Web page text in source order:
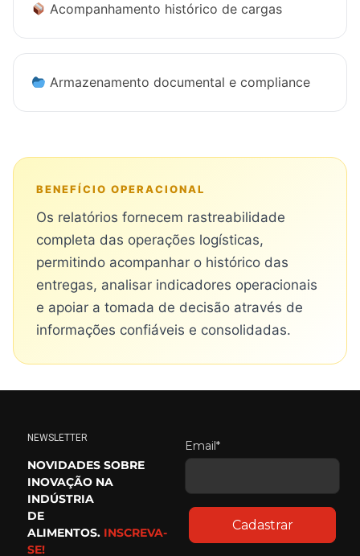
Acompanhamento histórico de cargas
Armazenamento documental e compliance
BENEFÍCIO OPERACIONAL
Os relatórios fornecem rastreabilidade
completa das operações logísticas,
permitindo acompanhar o histórico das
entregas, analisar indicadores operacionais
e apoiar a tomada de decisão através de
informações confiáveis e consolidadas.
NEWSLETTER
NOVIDADES SOBRE
INOVAÇÃO NA
INDÚSTRIA
DE
ALIMENTOS. INSCREVA-
SE!
Email*
Cadastrar